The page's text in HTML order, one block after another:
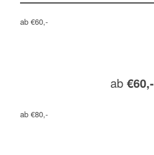
ab €60,-
ab€60,-
ab €80,-